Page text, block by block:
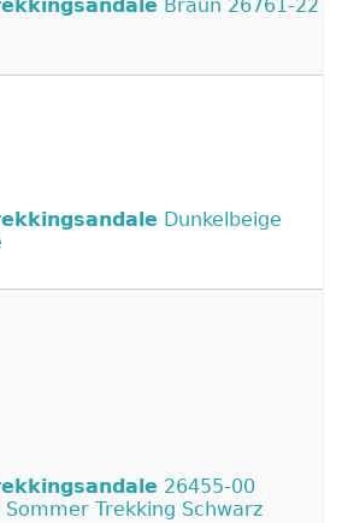
Braun 26761-22
Dunkelbeige
26455-00
Sommer Trekking Schwarz